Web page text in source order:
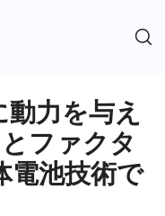
力を与え
ファクタ
電池技術で